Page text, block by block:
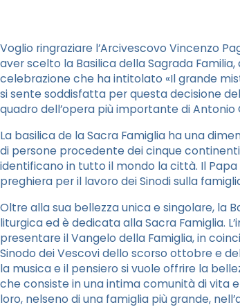
Voglio ringraziare l’Arcivescovo Vincenzo
aver scelto la Basilica della Sagrada
celebrazione che ha intitolato «Il grande
si sente soddisfatta per questa decisione
quadro dell’opera più importante di Antonio
La basilica de la Sacra Famiglia ha una
di persone procedente dei cinque
identificano in tutto il mondo la città. Il
preghiera per il lavoro dei Sinodi sulla
Oltre alla sua bellezza unica e singolare, la
liturgica ed è dedicata alla Sacra Famiglia.
presentare il Vangelo della Famiglia, in
Sinodo dei Vescovi dello scorso ottobre e
la musica e il pensiero si vuole offrire la
che consiste in una intima comunità di vita
loro, nelseno di una famiglia più grande,